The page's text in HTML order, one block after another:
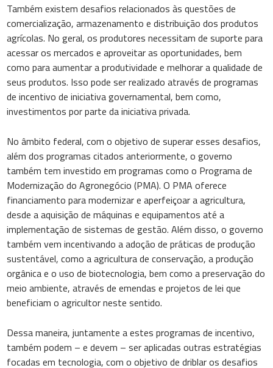
Também existem desafios relacionados às questões de
comercialização, armazenamento e distribuição dos produtos
agrícolas. No geral, os produtores necessitam de suporte para
acessar os mercados e aproveitar as oportunidades, bem
como para aumentar a produtividade e melhorar a qualidade de
seus produtos. Isso pode ser realizado através de programas
de incentivo de iniciativa governamental, bem como,
investimentos por parte da iniciativa privada.
No âmbito federal, com o objetivo de superar esses desafios,
além dos programas citados anteriormente, o governo
também tem investido em programas como o Programa de
Modernização do Agronegócio (PMA). O PMA oferece
financiamento para modernizar e aperfeiçoar a agricultura,
desde a aquisição de máquinas e equipamentos até a
implementação de sistemas de gestão. Além disso, o governo
também vem incentivando a adoção de práticas de produção
sustentável, como a agricultura de conservação, a produção
orgânica e o uso de biotecnologia, bem como a preservação do
meio ambiente, através de emendas e projetos de lei que
beneficiam o agricultor neste sentido.
Dessa maneira, juntamente a estes programas de incentivo,
também podem – e devem – ser aplicadas outras estratégias
focadas em tecnologia, com o objetivo de driblar os desafios